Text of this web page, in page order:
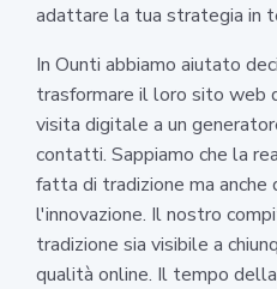
adattare la tua strategia in
In Ounti abbiamo aiutato
trasformare il loro sito web
visita digitale a un
contatti. Sappiamo che la
fatta di tradizione ma anche
l'innovazione. Il nostro
tradizione sia visibile a
qualità online. Il tempo